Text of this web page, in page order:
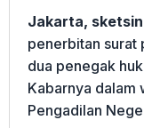
Jakarta,
penerbitan surat
dua penegak
Kabarnya dalam
Pengadilan